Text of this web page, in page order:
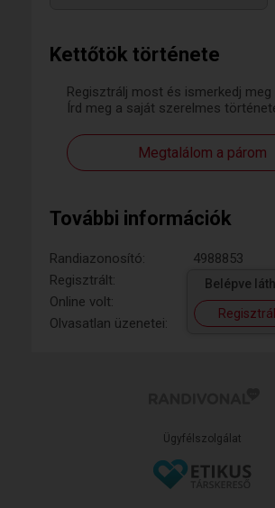
Kettőtök története
Regisztrálj most és ismerkedj meg
Írd meg a saját szerelmes
Megtalálom a párom
További információk
Randiazonosító:
4988853
Regisztrált:
Online volt:
Olvasatlan üzenetei:
Belépve
Ügyfélszolgálat